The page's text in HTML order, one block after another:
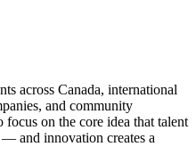
across Canada, international
and community
focus on the core idea that talent
and innovation creates a